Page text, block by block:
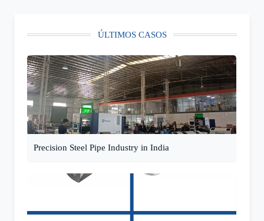
ÚLTIMOS CASOS
Precision Steel Pipe Industry in India